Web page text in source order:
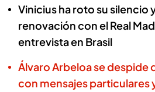
Vinicius ha roto su silencio
renovación con el Real
entrevista en Brasil
Álvaro Arbeloa se despide
con mensajes particulares